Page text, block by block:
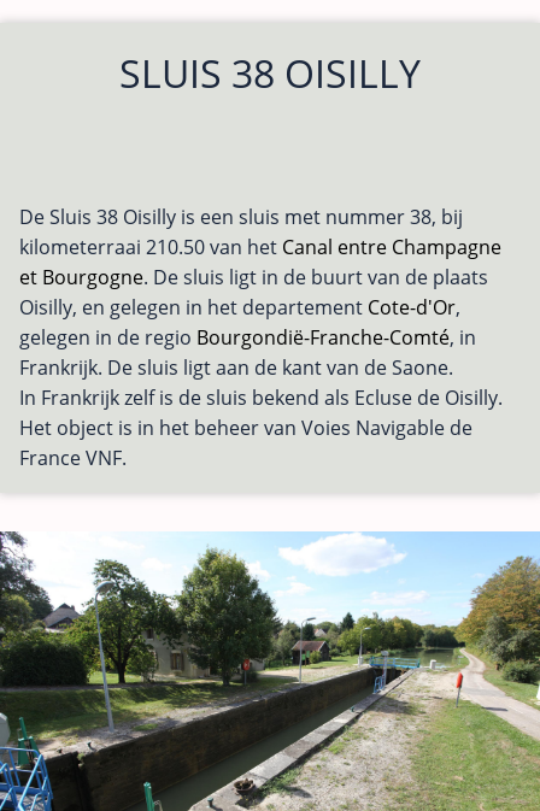
SLUIS 38 OISILLY
De Sluis 38 Oisilly is een sluis met nummer 38, bij
kilometerraai 210.50 van het Canal entre Champagne
et Bourgogne. De sluis ligt in de buurt van de plaats
Oisilly, en gelegen in het departement Cote-d'Or,
gelegen in de regio Bourgondië-Franche-Comté, in
Frankrijk. De sluis ligt aan de kant van de Saone.
In Frankrijk zelf is de sluis bekend als Ecluse de Oisilly.
Het object is in het beheer van Voies Navigable de
France VNF.